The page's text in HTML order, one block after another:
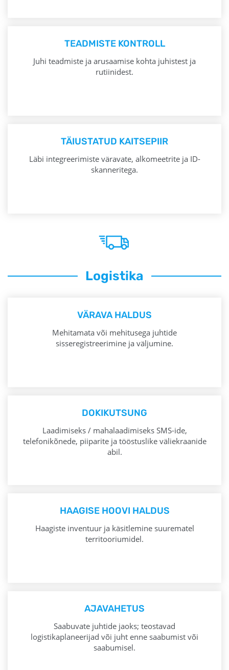
TEADMISTE KONTROLL
Juhi teadmiste ja arusaamise kohta juhistest ja
rutiinidest.
TÄIUSTATUD KAITSEPIIR
Läbi integreerimiste väravate, alkomeetrite ja ID-
skanneritega.
Logistika
VÄRAVA HALDUS
Mehitamata või mehitusega juhtide
sisseregistreerimine ja väljumine.
DOKIKUTSUNG
Laadimiseks / mahalaadimiseks SMS-ide,
telefonikõnede, piiparite ja tööstuslike väliekraanide
abil.
HAAGISE HOOVI HALDUS
Haagiste inventuur ja käsitlemine suurematel
territooriumidel.
AJAVAHETUS
Saabuvate juhtide jaoks; teostavad
logistikaplaneerijad või juht enne saabumist või
saabumisel.